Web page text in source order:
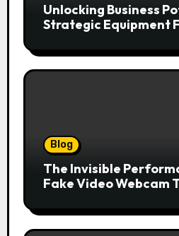
Unlocking Business
Strategic Equipment
Blog
The Invisible
Fake Video Webcam